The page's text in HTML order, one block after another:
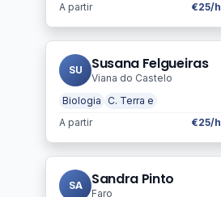
A partir
€25/h
SU Susana Felgueiras
Viana do Castelo
Biologia
C. Terra e
A partir
€25/h
SA Sandra Pinto
Faro